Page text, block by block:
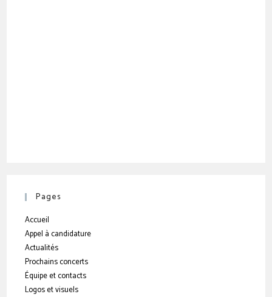
Pages
Accueil
Appel à candidature
Actualités
Prochains concerts
Équipe et contacts
Logos et visuels